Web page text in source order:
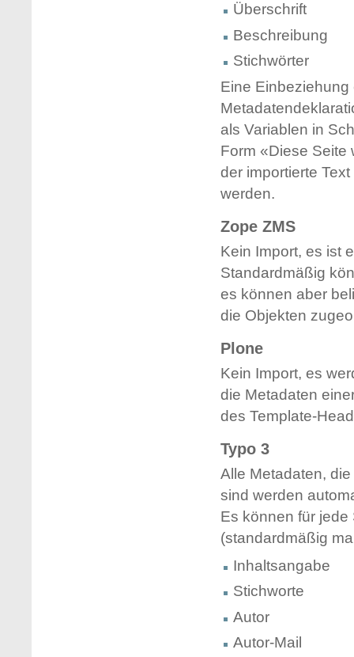
Überschrift
Beschreibung
Stichwörter
Eine
als Variablen in
Form «Diese Seite
der importierte
werden.
Zope ZMS
Kein Import, es ist
Standardmäßig
es können aber
die Objekten
Plone
Kein Import, es
die Metadaten
des Template-
Typo 3
Alle Metadaten,
sind werden
Es können für
(standardmäßig
Inhaltsangabe
Stichworte
Autor
Autor-Mail